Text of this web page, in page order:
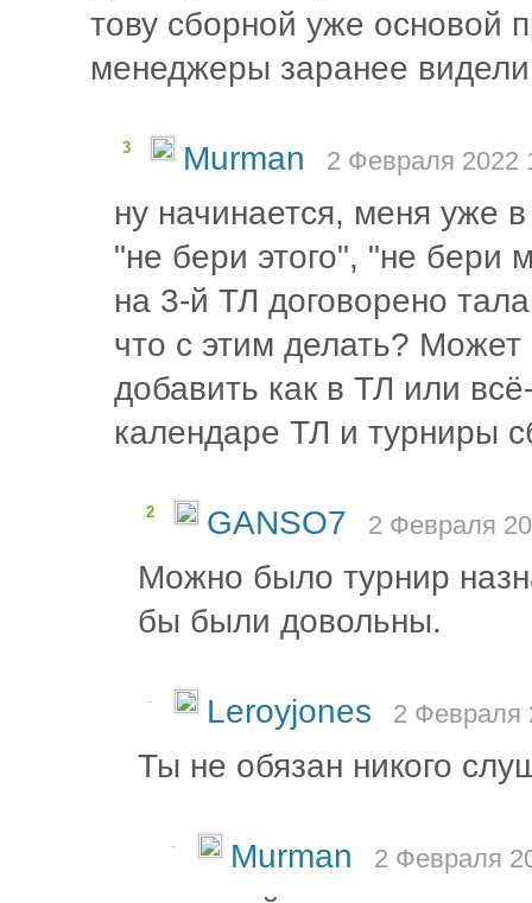
тову сборной уже основой
менеджеры заранее видели
3 Murman 2 Февраля 2022
ну начинается, меня уже
"не бери этого", "не бери
на 3-й ТЛ договорено
что с этим делать?
добавить как в ТЛ или
календаре ТЛ и турниры
2 GANSO7 2 Февраля
Можно было турнир
бы были довольны.
- Leroyjones 2 Февраля
Ты не обязан никого
- Murman 2 Февраля